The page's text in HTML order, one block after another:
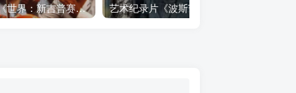
艺术纪录片《世界：新吉普赛之王 This World: The New Gypsy Kings》下载